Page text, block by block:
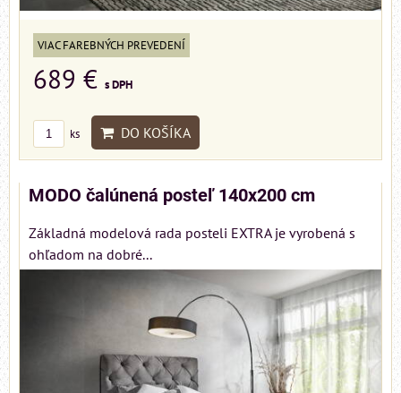
VIAC FAREBNÝCH PREVEDENÍ
689 € s DPH
ks DO KOŠÍKA
MODO čalúnená posteľ 140x200 cm
Základná modelová rada posteli EXTRA je vyrobená s
ohľadom na dobré...